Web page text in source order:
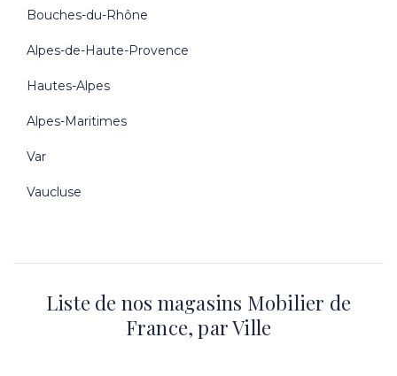
Bouches-du-Rhône
Alpes-de-Haute-Provence
Hautes-Alpes
Alpes-Maritimes
Var
Vaucluse
Liste de nos magasins Mobilier de
France, par Ville